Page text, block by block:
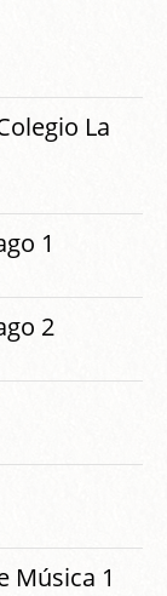
La
1
2
Música 1